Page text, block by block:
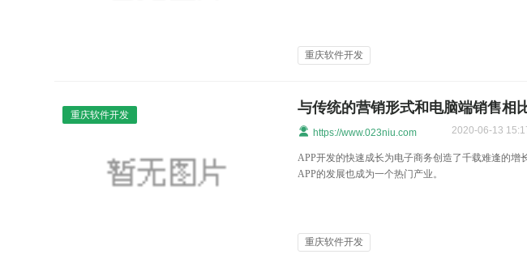
重庆软件开发
重庆软件开发 与传统的营销形式和电脑端销售相
https://www.023niu.com 2020-06-13
APP开发的快速成长为电子商务创造了千载难逢的增
APP的发展也成为一个热门产业。
重庆软件开发